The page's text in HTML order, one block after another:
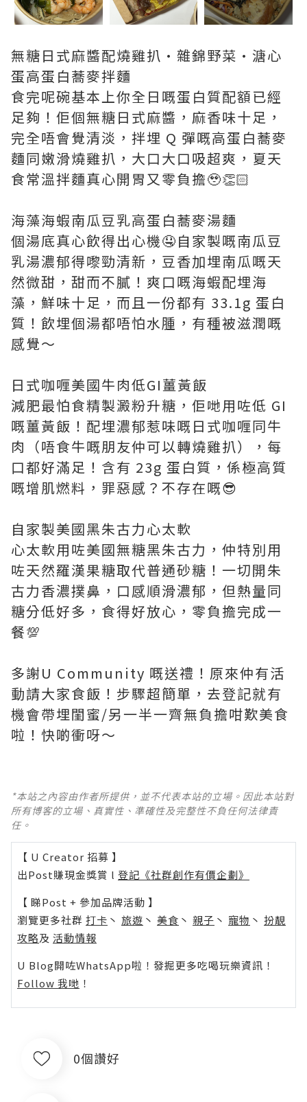
無糖日式麻醬配燒雞扒·雜錦野菜·溏心
蛋高蛋白蕎麥拌麵
食完呢碗基本上你全日嘅蛋白質配額已經
足夠！佢個無糖日式麻醬，麻香味十足，
完全唔會覺清淡，拌埋 Q 彈嘅高蛋白蕎麥
麵同嫩滑燒雞扒，大口大口吸超爽，夏天
食常溫拌麵真心開胃又零負擔🥹👏🏻
海藻海蝦南瓜豆乳高蛋白蕎麥湯麵
個湯底真心飲得出心機🤤自家製嘅南瓜豆
乳湯濃郁得嚟勁清新，豆香加埋南瓜嘅天
然微甜，甜而不膩！爽口嘅海蝦配埋海
藻，鮮味十足，而且一份都有 33.1g 蛋白
質！飲埋個湯都唔怕水腫，有種被滋潤嘅
感覺～
日式咖喱美國牛肉低GI薑黃飯
減肥最怕食精製澱粉升糖，佢哋用咗低 GI
嘅薑黃飯！配埋濃郁惹味嘅日式咖喱同牛
肉（唔食牛嘅朋友仲可以轉燒雞扒），每
口都好滿足！含有 23g 蛋白質，係極高質
嘅增肌燃料，罪惡感？不存在嘅😎
自家製美國黑朱古力心太軟
心太軟用咗美國無糖黑朱古力，仲特別用
咗天然羅漢果糖取代普通砂糖！一切開朱
古力香濃撲鼻，口感順滑濃郁，但熱量同
糖分低好多，食得好放心，零負擔完成一
餐💯
多謝U Community 嘅送禮！原來仲有活
動請大家食飯！步驟超簡單，去登記就有
機會帶埋閨蜜/另一半一齊無負擔咁歎美食
啦！快啲衝呀～
*本站之內容由作者所提供，並不代表本站的立場。因此本站對
所有博客的立場、真實性、準確性及完整性不負任何法律責
任。
【 U Creator 招募 】
出Post賺現金獎賞 l 登記《社群創作有價企劃》
【 睇Post + 參加品牌活動 】
瀏覽更多社群 打卡 丶 旅遊 丶 美食 丶 親子 丶 寵物 丶 扮靚
攻略及 活動情報
U Blog開咗WhatsApp啦！發掘更多吃喝玩樂資訊！
Follow 我哋 ！
0個讚好